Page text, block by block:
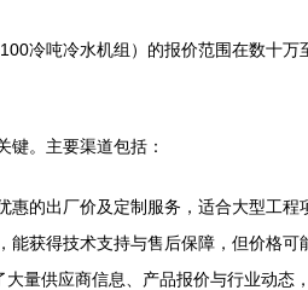
冷吨冷水机组）的报价范围在数十万
键。主要渠道包括：
惠的出厂价及定制服务，适合大型工程
能获得技术支持与售后保障，但价格可
大量供应商信息、产品报价与行业动